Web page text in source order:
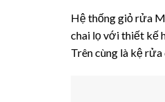
Hệ thống giỏ rửa
chai lọ với thiết kế
Trên cùng là kệ